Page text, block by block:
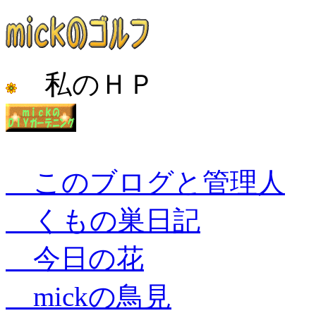
私のＨＰ
このブログと管理人
くもの巣日記
今日の花
mickの鳥見